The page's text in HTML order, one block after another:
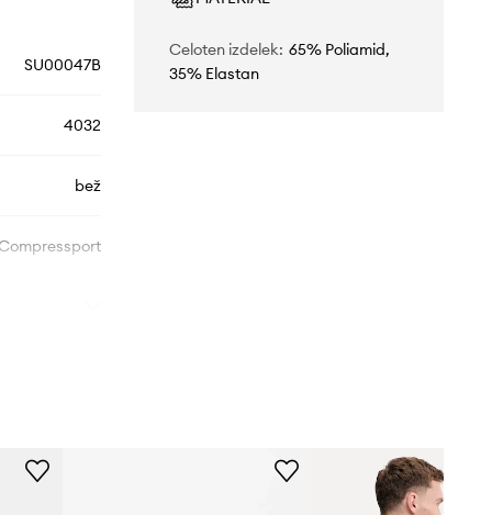
SU00047B
4032
bež
Celoten izdelek: 65% Poliamid,
35% Elastan